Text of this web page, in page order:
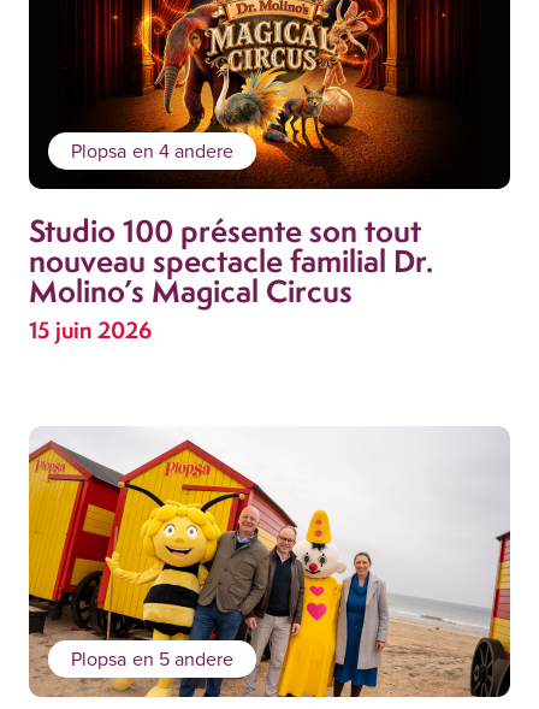
Plopsa en 4 andere
Studio 100 présente son tout
nouveau spectacle familial Dr.
Molino’s Magical Circus
15 juin 2026
Plopsa en 5 andere